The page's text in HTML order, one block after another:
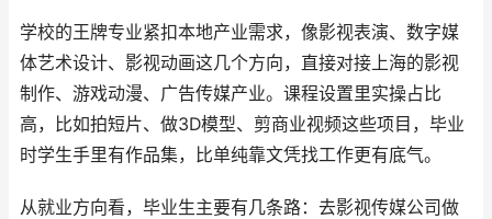
学校的王牌专业紧扣本地产业需求，像影视表演、数字媒
体艺术设计、影视动画这几个方向，直接对接上海的影视
制作、游戏动漫、广告传媒产业。课程设置里实操占比
高，比如拍短片、做3D模型、剪商业视频这些项目，毕业
时学生手里有作品集，比单纯靠文凭找工作更有底气。
从就业方向看，毕业生主要有几条路：去影视传媒公司做